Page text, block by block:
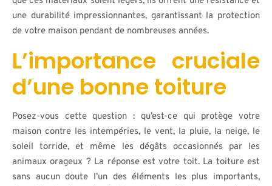
une durabilité impressionnantes, garantissant la protection
de votre maison pendant de nombreuses années.
L’importance cruciale
d’une bonne toiture
Posez-vous cette question : qu’est-ce qui protège votre
maison contre les intempéries, le vent, la pluie, la neige, le
soleil torride, et même les dégâts occasionnés par les
animaux orageux ? La réponse est votre toit. La toiture est
sans aucun doute l’un des éléments les plus importants,